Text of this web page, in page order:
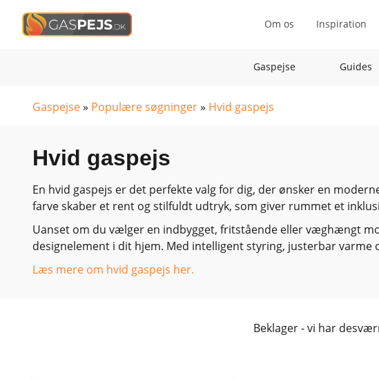
Om os Inspiration
Gaspejse Guides
Gaspejse» Populære søgninger» Hvid gaspejs
Hvid gaspejs
En hvid gaspejs er det perfekte valg for dig, der ønsker en
farve skaber et rent og stilfuldt udtryk, som giver rummet et
Uanset om du vælger en indbygget, fritstående eller væghængt
designelement i dit hjem. Med intelligent styring, justerbar
Læs mere om hvid gaspejs her.
Beklager - vi har